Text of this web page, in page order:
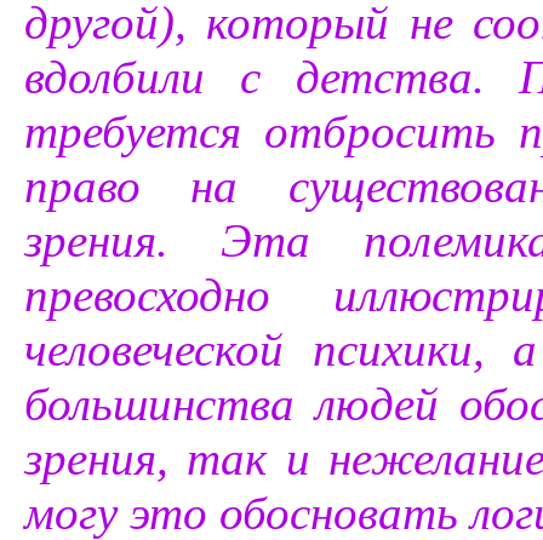
другой), который не
вдолбили с
требуется отбросить
право на
зрения. Эта
превосходно
человеческой
большинства людей
зрения, так и
могу это обосновать